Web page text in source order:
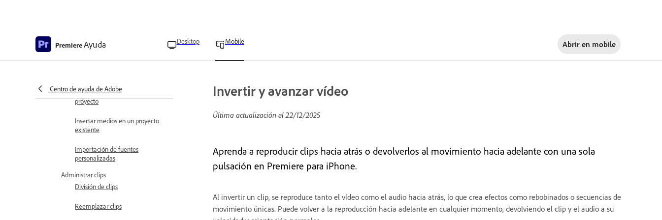
PremiereAyuda Desktop Mobile Abrir en mobile
Centro de ayuda de Adobe
Disponibilidad de Premiere en
imágenes para crear un nuevo
proyecto
Insertar medios en un proyecto
existente
Importación de fuentes
personalizadas
Administrar clips
División de clips
Reemplazar clips
Invertir y avanzar vídeo
Última actualización el22/12/2025
Aprenda a reproducir clips hacia atrás o devolverlos al movimiento hacia adelante con una sola
pulsación en Premiere para iPhone.
Al invertir un clip, se reproduce tanto el vídeo como el audio hacia atrás, lo que crea efectos como rebobinados o secuencias de
movimiento únicas. Puede volver a la reproducción hacia adelante en cualquier momento, devolviendo el clip y el audio a su